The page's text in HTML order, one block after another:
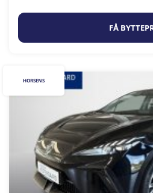
FÅ
HORSENS